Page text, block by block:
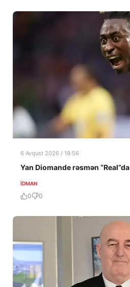
6 Avqust 2026 / 19:56
Yan Diomande rəsmən “Real”da
İDMAN
0 0